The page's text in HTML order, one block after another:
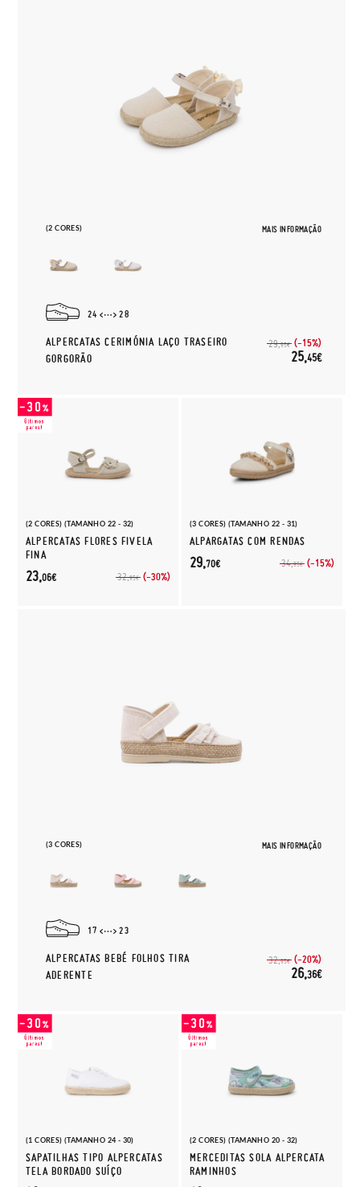
(2 CORES) MAIS INFORMAÇÃO
24 28
ALPERCATAS CERIMÓNIA LAÇO TRASEIRO
GORGORÃO
29,95€ (-15%)
25,45€
(2 CORES) (TAMANHO 22 - 32)
ALPERCATAS FLORES FIVELA
FINA
32,95€ (-30%)
23,06€
(3 CORES) (TAMANHO 22 - 31)
ALPARGATAS COM RENDAS
34,95€ (-15%)
29,70€
(3 CORES) MAIS INFORMAÇÃO
17 23
ALPERCATAS BEBÉ FOLHOS TIRA
ADERENTE
32,95€ (-20%)
26,36€
(1 CORES) (TAMANHO 24 - 30)
SAPATILHAS TIPO ALPERCATAS
TELA BORDADO SUÍÇO
(2 CORES) (TAMANHO 20 - 32)
MERCEDITAS SOLA ALPERCATA
RAMINHOS